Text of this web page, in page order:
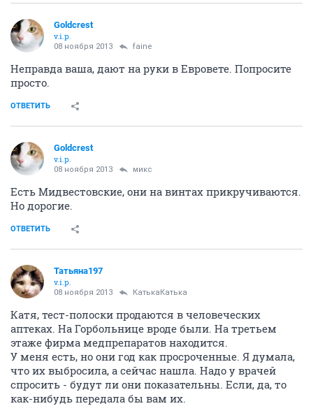
Goldcrest
v.i.p.
08 ноября 2013 faine
Неправда ваша, дают на руки в Евровете. Попросите
просто.
ОТВЕТИТЬ
Goldcrest
v.i.p.
08 ноября 2013 микс
Есть Мидвестовские, они на винтах прикручиваются.
Но дорогие.
ОТВЕТИТЬ
Татьяна197
v.i.p.
08 ноября 2013 КатькаКатька
Катя, тест-полоски продаются в человеческих
аптеках. На Горбольнице вроде были. На третьем
этаже фирма медпрепаратов находится.
У меня есть, но они год как просроченные. Я думала,
что их выбросила, а сейчас нашла. Надо у врачей
спросить - будут ли они показательны. Если, да, то
как-нибудь передала бы вам их.